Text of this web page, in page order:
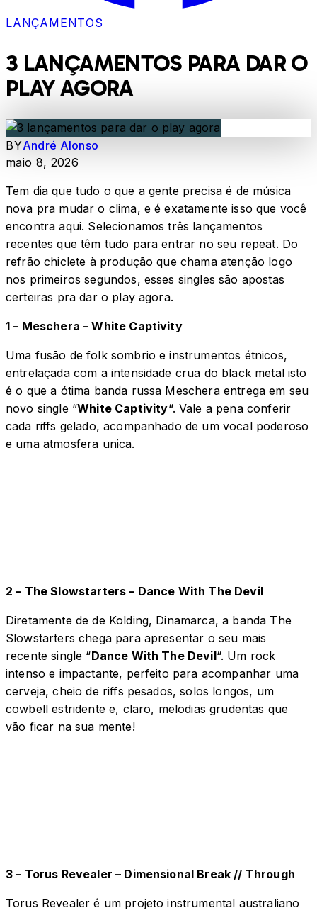
LANÇAMENTOS
3 LANÇAMENTOS PARA DAR O
PLAY AGORA
BYAndré Alonso
maio 8, 2026
Tem dia que tudo o que a gente precisa é de música
nova pra mudar o clima, e é exatamente isso que você
encontra aqui. Selecionamos três lançamentos
recentes que têm tudo para entrar no seu repeat. Do
refrão chiclete à produção que chama atenção logo
nos primeiros segundos, esses singles são apostas
certeiras pra dar o play agora.
1 – Meschera – White Captivity
Uma fusão de folk sombrio e instrumentos étnicos,
entrelaçada com a intensidade crua do black metal isto
é o que a ótima banda russa Meschera entrega em seu
novo single “White Captivity“. Vale a pena conferir
cada riffs gelado, acompanhado de um vocal poderoso
e uma atmosfera unica.
2 – The Slowstarters – Dance With The Devil
Diretamente de de Kolding, Dinamarca, a banda The
Slowstarters chega para apresentar o seu mais
recente single “Dance With The Devil“. Um rock
intenso e impactante, perfeito para acompanhar uma
cerveja, cheio de riffs pesados, solos longos, um
cowbell estridente e, claro, melodias grudentas que
vão ficar na sua mente!
3 – Torus Revealer – Dimensional Break // Through
Torus Revealer é um projeto instrumental australiano